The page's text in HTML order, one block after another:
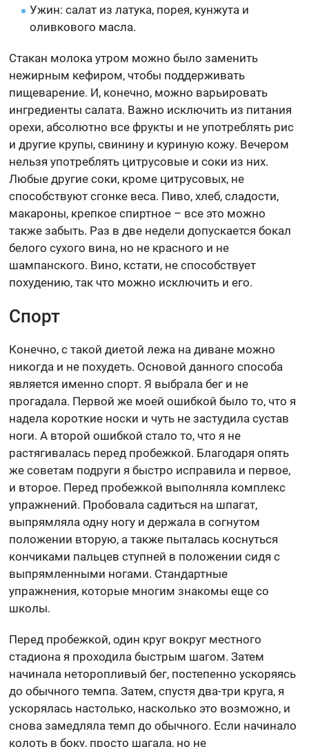
Ужин: салат из латука, порея, кунжута и
оливкового масла.
Стакан молока утром можно было заменить
нежирным кефиром, чтобы поддерживать
пищеварение. И, конечно, можно варьировать
ингредиенты салата. Важно исключить из питания
орехи, абсолютно все фрукты и не употреблять рис
и другие крупы, свинину и куриную кожу. Вечером
нельзя употреблять цитрусовые и соки из них.
Любые другие соки, кроме цитрусовых, не
способствуют сгонке веса. Пиво, хлеб, сладости,
макароны, крепкое спиртное – все это можно
также забыть. Раз в две недели допускается бокал
белого сухого вина, но не красного и не
шампанского. Вино, кстати, не способствует
похудению, так что можно исключить и его.
Спорт
Конечно, с такой диетой лежа на диване можно
никогда и не похудеть. Основой данного способа
является именно спорт. Я выбрала бег и не
прогадала. Первой же моей ошибкой было то, что я
надела короткие носки и чуть не застудила сустав
ноги. А второй ошибкой стало то, что я не
растягивалась перед пробежкой. Благодаря опять
же советам подруги я быстро исправила и первое,
и второе. Перед пробежкой выполняла комплекс
упражнений. Пробовала садиться на шпагат,
выпрямляла одну ногу и держала в согнутом
положении вторую, а также пыталась коснуться
кончиками пальцев ступней в положении сидя с
выпрямленными ногами. Стандартные
упражнения, которые многим знакомы еще со
школы.
Перед пробежкой, один круг вокруг местного
стадиона я проходила быстрым шагом. Затем
начинала неторопливый бег, постепенно ускоряясь
до обычного темпа. Затем, спустя два-три круга, я
ускорялась настолько, насколько это возможно, и
снова замедляла темп до обычного. Если начинало
колоть в боку, просто шагала, но не